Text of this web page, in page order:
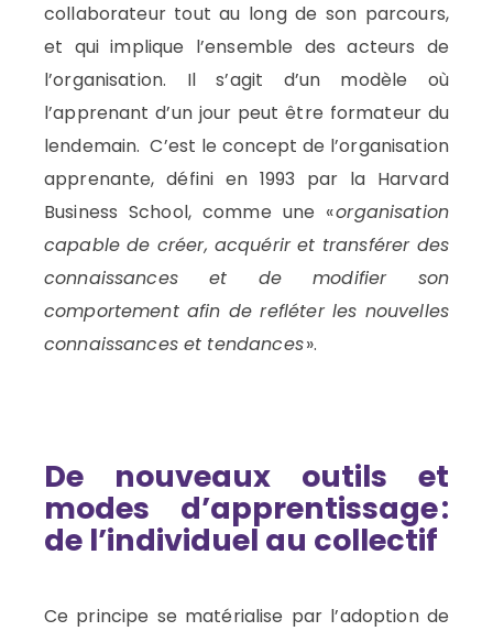
collaborateur tout au long de son parcours,
et qui implique l’ensemble desacteurs de
l’organisation. Il s’agit d’un modèle où
l’apprenant d’un jour peut être formateur du
lendemain.C’est le concept de l’organisation
apprenante,défini en 1993 par la Harvard
BusinessSchool, comme une «organisation
capable de créer, acquérir et transférer des
connaissances et de modifier son
comportement afin de refléter les nouvelles
connaissances et tendances».
De nouveaux outils et
modes d’apprentissage:
de l’individuel au collectif
Ce principe se matérialise par l’adoption de